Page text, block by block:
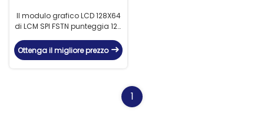
Il modulo grafico LCD 128X64
di LCM SPI FSTN punteggia 128
Ottenga il migliore prezzo
1